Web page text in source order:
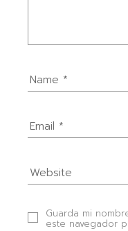
Guarda mi
este navegador